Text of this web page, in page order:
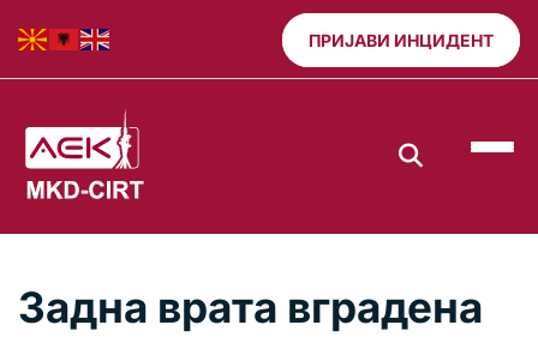
ПРИЈАВИ ИНЦИДЕНТ
Задна врата вградена